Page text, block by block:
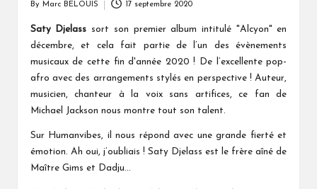
by
By Marc BELOUIS 17 septembre 2020
Saty Djelass sort son premier album intitulé "Alcyon" en
décembre, et cela fait partie de l’un des évènements
musicaux de cette fin d'année 2020 ! De l’excellente pop-
afro avec des arrangements stylés en perspective ! Auteur,
musicien, chanteur à la voix sans artifices, ce fan de
Michael Jackson nous montre tout son talent.
Sur Humanvibes, il nous répond avec une grande fierté et
émotion. Ah oui, j’oubliais ! Saty Djelass est le frère aîné de
Maître Gims et Dadju...